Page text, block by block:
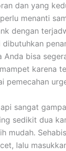
dan yang
menanti
dengan
bisa
karena
pemecahan
sangat
sedikit dua
mudah.
lalu